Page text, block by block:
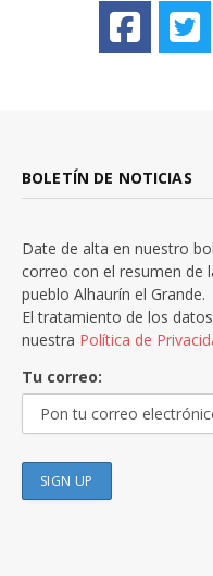
BOLETÍN DE NOTICIAS
Date de alta en nuestro
correo con el resumen de
pueblo Alhaurín el Grande.
El tratamiento de los
nuestra Política de
Tu correo: